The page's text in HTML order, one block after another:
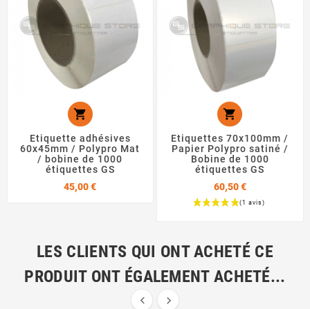

Etiquette adhésives
60x45mm / Polypro Mat
/ bobine de 1000
étiquettes GS
45,00 €Prix

Etiquettes 70x100mm /
Papier Polypro satiné /
Bobine de 1000
étiquettes GS
60,50 €
Prix
LES CLIENTS QUI ONT ACHETÉ CE
PRODUIT ONT ÉGALEMENT ACHETÉ...
 